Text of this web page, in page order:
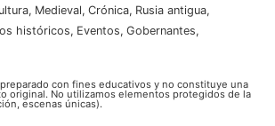
cultura, medieval, crónica, rusia antigua,
históricos, eventos, gobernantes,
con fines educativos y no constituye una
original. No utilizamos elementos protegidos de la
escenas únicas).